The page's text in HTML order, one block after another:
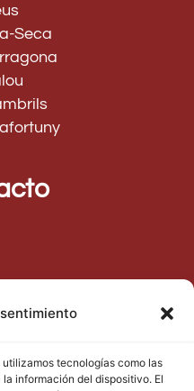
tecnologías como las
información del dispositivo. El
Seca